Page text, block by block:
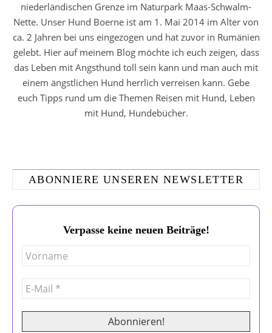
niederländischen Grenze im Naturpark Maas-Schwalm-
Nette. Unser Hund Boerne ist am 1. Mai 2014 im Alter von
ca. 2 Jahren bei uns eingezogen und hat zuvor in Rumänien
gelebt. Hier auf meinem Blog möchte ich euch zeigen, dass
das Leben mit Angsthund toll sein kann und man auch mit
einem ängstlichen Hund herrlich verreisen kann. Gebe
euch Tipps rund um die Themen Reisen mit Hund, Leben
mit Hund, Hundebücher.
ABONNIERE UNSEREN NEWSLETTER
Verpasse keine neuen Beiträge!